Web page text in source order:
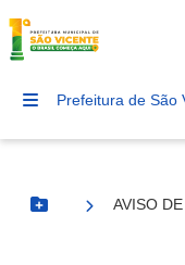
Prefeitura de São
Botão Menu
AVISO